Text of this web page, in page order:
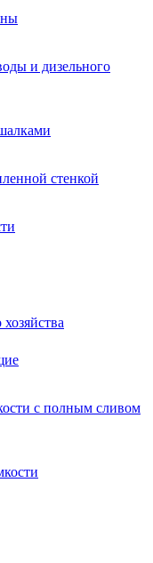
и дизельного
стенкой
с полным сливом